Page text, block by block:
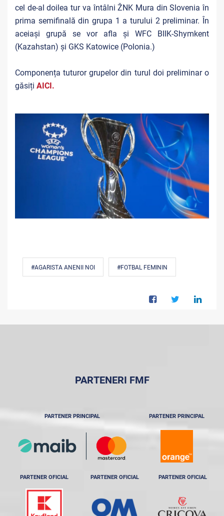
cel de-al doilea tur va întâlni ŽNK Mura din Slovenia în
prima semifinală din grupa 1 a turului 2 preliminar. În
aceiași grupă se vor afla și WFC BIIK-Shymkent
(Kazahstan) și GKS Katowice (Polonia.)
Componența tuturor grupelor din turul doi preliminar o
găsiți AICI.
#AGARISTA ANENII NOI #FOTBAL FEMININ
PARTENERI FMF
PARTENER PRINCIPAL PARTENER PRINCIPAL
PARTENER OFICIAL PARTENER OFICIAL PARTENER OFICIAL